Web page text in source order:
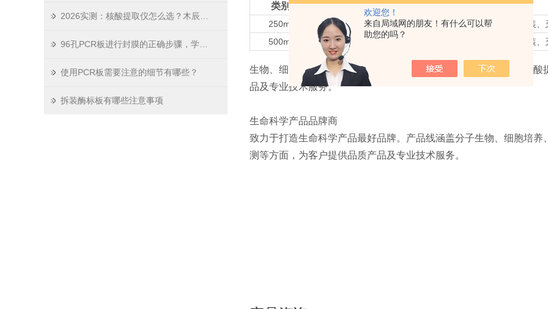
欢迎您！
来自局域网的朋友！有什么可以帮
助您的吗？
使用PCR板需要注意的细节有哪些？
拆装酶标板有哪些注意事项
类别 品牌 货号 产品名称
250ml virya 3152506
250ml离心瓶、袋装、
500ml
virya 3155006 500ml离心瓶、袋装、
生物、细胞培养、样品处理、微生物学、样品冻存、免疫检测、核
品及专业技术服务。
生命科学产品品牌商
致力于打造生命科学产品最好品牌。产品线涵盖分子生物、细胞培
测等方面，为客户提供品质产品及专业技术服务。